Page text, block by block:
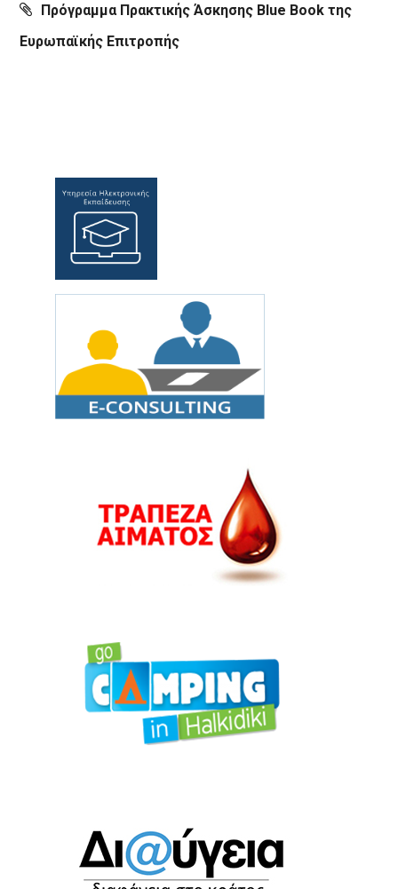
Πρόγραμμα Πρακτικής Άσκησης Blue Book της
Ευρωπαϊκής Επιτροπής